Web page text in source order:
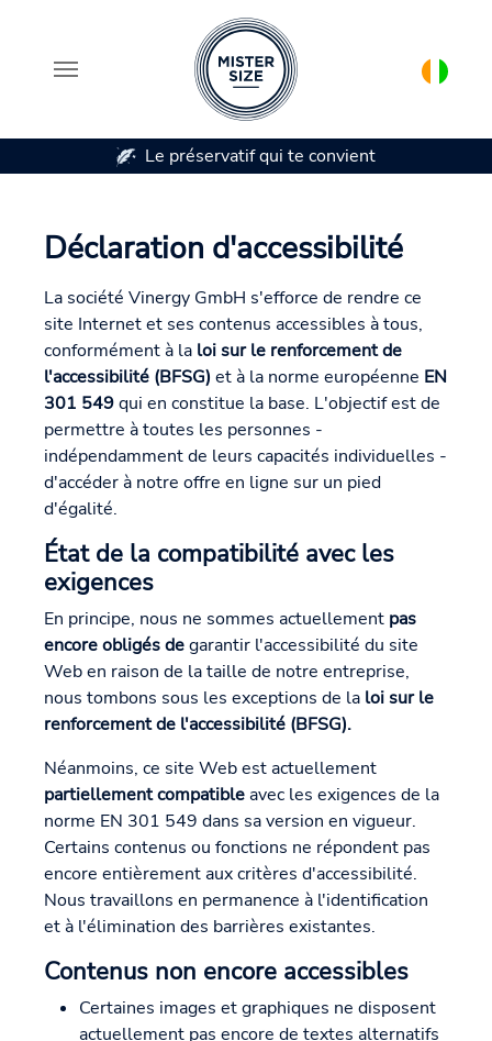
Le préservatif qui te convient
Déclaration d'accessibilité
La société Vinergy GmbH s'efforce de rendre ce
site Internet et ses contenus accessibles à tous,
conformément à la loi sur le renforcement de
l'accessibilité (BFSG) et à la norme européenne EN
301 549qui en constitue la base. L'objectif est de
permettre à toutes les personnes -
indépendamment de leurs capacités individuelles -
d'accéder à notre offre en ligne sur un pied
d'égalité.
État de la compatibilité avec les
exigences
En principe, nous ne sommes actuellement pas
encore obligés degarantir l'accessibilité du site
Web en raison de la taille de notre entreprise,
nous tombons sous les exceptions de la loi sur le
renforcement de l'accessibilité (BFSG).
Néanmoins, ce site Web est actuellement
partiellement compatibleavec les exigences de la
norme EN 301 549 dans sa version en vigueur.
Certains contenus ou fonctions ne répondent pas
encore entièrement aux critères d'accessibilité.
Nous travaillons en permanence à l'identification
et à l'élimination des barrières existantes.
Contenus non encore accessibles
Certaines images et graphiques ne disposent
actuellement pas encore de textes alternatifs